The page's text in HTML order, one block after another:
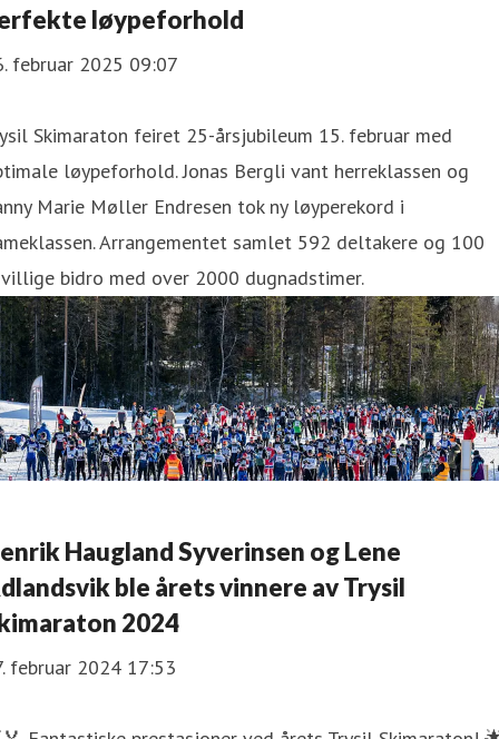
løypeforhold
februar 2025 09:07
Skimaraton feiret 25-årsjubileum 15. februar med
løypeforhold. Jonas Bergli vant herreklassen og
Marie Møller Endresen tok ny løyperekord i
Arrangementet samlet 592 deltakere og 100
bidro med over 2000 dugnadstimer.
Haugland Syverinsen og Lene
ble årets vinnere av Trysil
2024
februar 2024 17:53